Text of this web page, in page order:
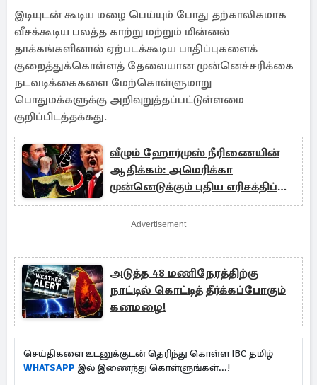
இடியுடன் கூடிய மழை பெய்யும் போது தற்காலிகமாக
வீசக்கூடிய பலத்த காற்று மற்றும் மின்னல்
தாக்கங்களினால் ஏற்படக்கூடிய பாதிப்புகளைக்
குறைத்துக்கொள்ளத் தேவையான முன்னெச்சரிக்கை
நடவடிக்கைகளை மேற்கொள்ளுமாறு
பொதுமக்களுக்கு அறிவுறுத்தப்பட்டுள்ளமை
குறிப்பிடத்தக்கது.
வீழும் ஹோர்முஸ் நீரிணையின்
ஆதிக்கம்: அமெரிக்கா
முன்னெடுக்கும் புதிய எரிசக்திப்
பாதை
Advertisement
அடுத்த 48 மணிநேரத்திற்கு
நாட்டில் கொட்டித் தீர்க்கப்போகும்
கனமழை!
செய்திகளை உடனுக்குடன் தெரிந்து கொள்ள IBC தமிழ்
WHATSAPP இல் இணைந்து கொள்ளுங்கள்...!